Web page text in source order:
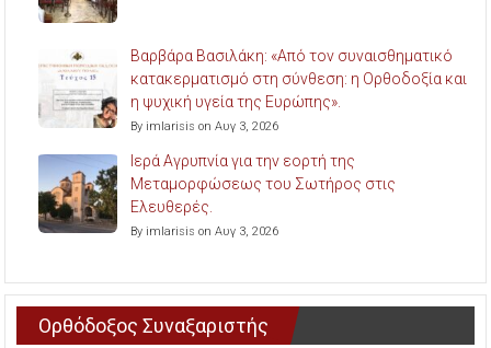
Βαρβάρα Βασιλάκη: «Από τον συναισθηματικό
κατακερματισμό στη σύνθεση: η Ορθοδοξία και
η ψυχική υγεία της Ευρώπης».
By imlarisis on Αυγ 3, 2026
Ιερά Αγρυπνία για την εορτή της
Μεταμορφώσεως του Σωτήρος στις
Ελευθερές.
By imlarisis on Αυγ 3, 2026
Ορθόδοξος Συναξαριστής